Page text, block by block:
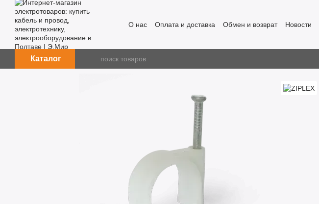
Перейти к основному контенту
О нас Оплата и доставка Обмен и возврат Новости
Каталог